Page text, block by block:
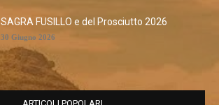
SAGRA FUSILLO e del Prosciutto 2026
30 Giugno 2026